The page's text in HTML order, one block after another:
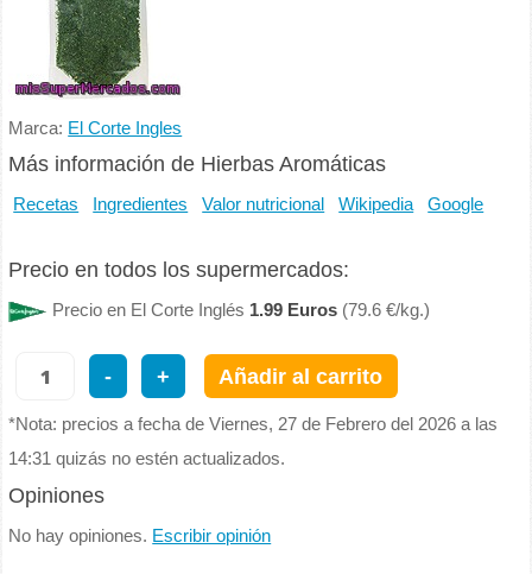
Marca: El Corte Ingles
Más información de Hierbas Aromáticas
Recetas Ingredientes Valor nutricional Wikipedia Google
Precio en todos los supermercados:
Precio en El Corte Inglés 1.99 Euros (79.6 €/kg.)
- + Añadir al carrito
*Nota: precios a fecha de Viernes, 27 de Febrero del 2026 a las
14:31 quizás no estén actualizados.
Opiniones
No hay opiniones. Escribir opinión